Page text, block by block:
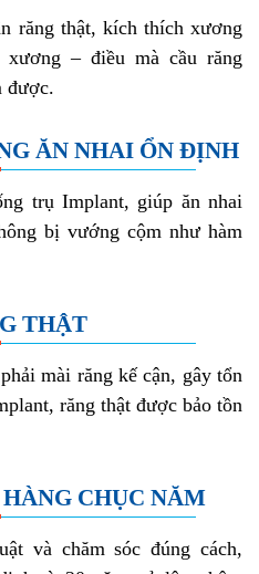
răng thật, kích thích xương
– điều mà cầu răng
được.
ĂN NHAI ỔN ĐỊNH
trụ Implant, giúp ăn nhai
bị vướng cộm như hàm
THẬT
mài răng kế cận, gây tổn
răng thật được bảo tồn
CHỤC NĂM
và chăm sóc đúng cách,